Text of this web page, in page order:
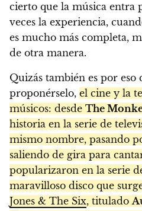
cierto que la música entra
veces la experiencia,
es mucho más completa,
de otra manera.
Quizás también es por eso
proponérselo, el cine y la
músicos: desde The
historia en la serie de
mismo nombre, pasando
saliendo de gira para
popularizaron en la serie
maravilloso disco que
Jones & The Six, titulado